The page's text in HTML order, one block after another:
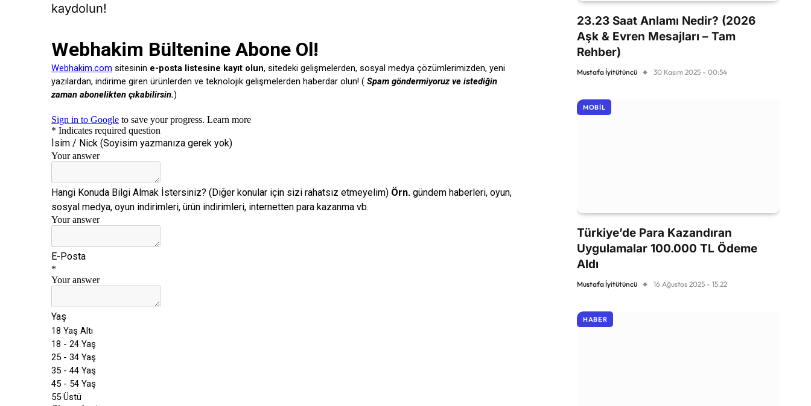
kaydolun!
23.23 Saat Anlamı Nedir? (2026
Aşk & Evren Mesajları – Tam
Rehber)
Mustafa İyitütüncü 30 Kasım 2025 - 00:54
MOBIL
Türkiye’de Para Kazandıran
Uygulamalar 100.000 TL Ödeme
Aldı
Mustafa İyitütüncü 16 Ağustos 2025 - 15:22
HABER